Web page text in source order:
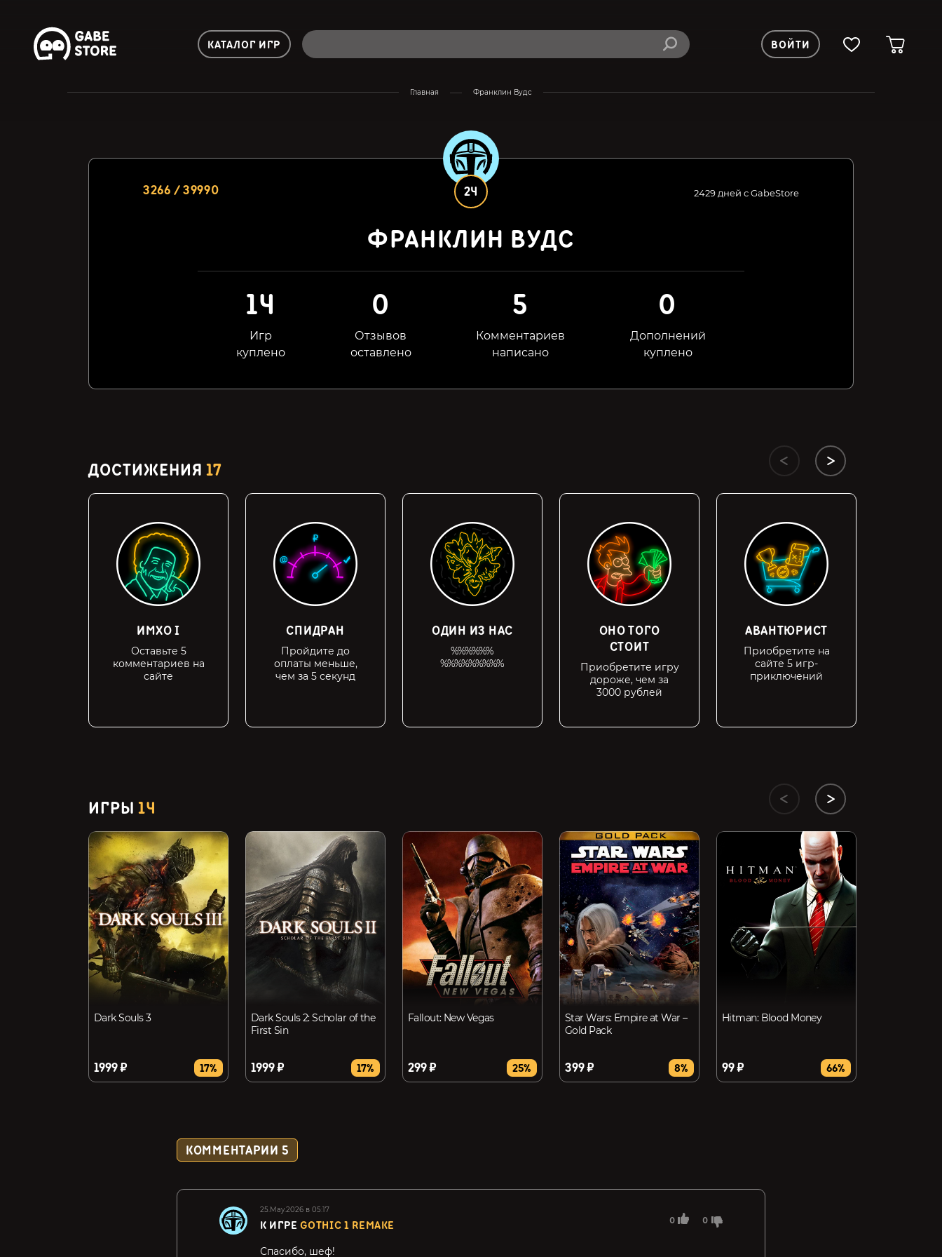
КАТАЛОГ ИГР ВОЙТИ
Главная Франклин Вудс
3266 / 39990 24 2429 дней с GabeStore
ФРАНКЛИН ВУДС
14
Игр
куплено
0
Отзывов
оставлено
5
Комментариев
написано
0
Дополнений
куплено
ДОСТИЖЕНИЯ 17
ИМХО I
Оставьте 5
комментариев на
сайте
СПИДРАН
Пройдите до
оплаты меньше,
чем за 5 секунд
ОДИН ИЗ НАС
%%%%%%
%%%%%%%%%
ОНО ТОГО
СТОИТ
Приобретите игру
дороже, чем за
3000 рублей
АВАНТЮРИСТ
Приобретите на
сайте 5 игр-
приключений
ИГРЫ 14
Dark Souls 3
1999 ₽ 17%
Dark Souls 2: Scholar of the
First Sin
1999 ₽ 17%
Fallout: New Vegas
299 ₽ 25%
Star Wars: Empire at War –
Gold Pack
399 ₽ 8%
Hitman: Blood Money
99 ₽ 66%
КОММЕНТАРИИ 5
25.May.2026 в 05:17
К ИГРЕGOTHIC 1 REMAKE 0 0
Спасибо, шеф!